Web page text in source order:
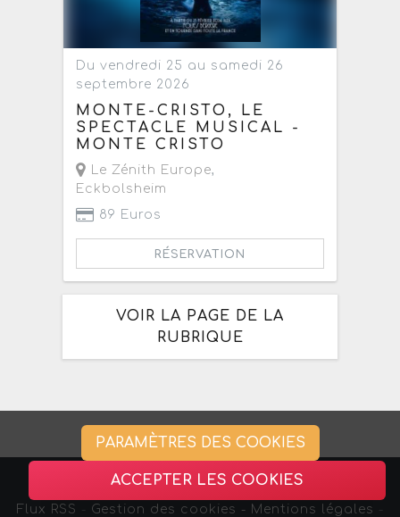
Du vendredi 25 au samedi 26
septembre 2026
MONTE-CRISTO, LE
SPECTACLE MUSICAL -
MONTE CRISTO
Le Zénith Europe,
Eckbolsheim
89 Euros
RÉSERVATION
VOIR LA PAGE DE LA
RUBRIQUE
Flux RSS Gestion des cookies - Mentions légales
PARAMÈTRES DES COOKIES
ACCEPTER LES COOKIES